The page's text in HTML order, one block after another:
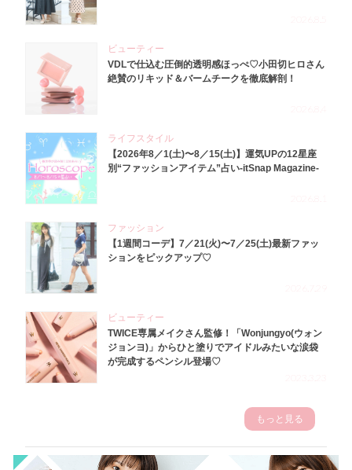
ビューティー
VDLで仕込む圧倒的透明感ほっぺ♡小田切ヒロさん
絶賛のリキッド＆バームチークを徹底解剖！
ライフスタイル
【2026年8／1(土)〜8／15(土)】運気UPの12星座
別“ファッションアイテム”占い-itSnap Magazine-
ファッション
【1週間コーデ】7／21(火)〜7／25(土)最新ファッ
ションをピックアップ♡
ビューティー
TWICE専属メイクさん監修！「Wonjungyo(ウォン
ジョンヨ)」からひと塗りでアイドルみたいな涙袋
が完成するペンシル登場♡
もっと見る